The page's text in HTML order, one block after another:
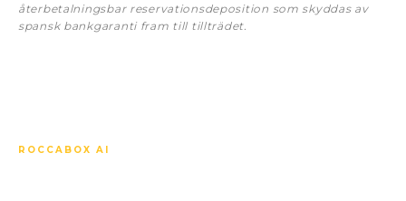
återbetalningsbar reservationsdeposition som skyddas av
spansk bankgaranti fram till tillträdet.
ROCCABOX AI